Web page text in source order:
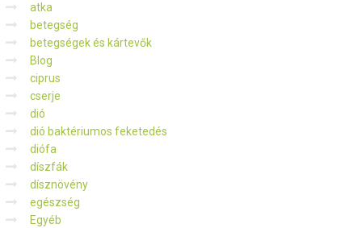
atka
betegség
betegségek és kártevők
Blog
ciprus
cserje
dió
dió baktériumos feketedés
diófa
díszfák
dísznövény
egészség
Egyéb